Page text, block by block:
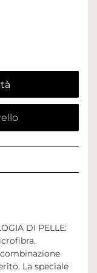
DI PELLE:
La speciale